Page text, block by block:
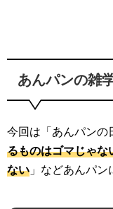
あんパンの雑
今回は「あんパンの
るものはゴマじゃな
ない 」などあんパン